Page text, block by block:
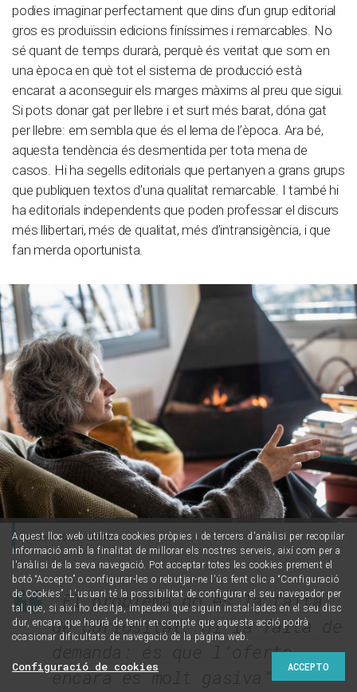
podies imaginar perfectament que dins d’un grup editorial
gros es produïssin edicions finíssimes i remarcables. No
sé quant de temps durarà, perquè és veritat que som en
una època en què tot el sistema de producció està
encarat a aconseguir els marges màxims al preu que sigui.
Si pots donar gat per llebre i et surt més barat, dóna gat
per llebre: em sembla que és el lema de l’època. Ara bé,
aquesta tendència és desmentida per tota mena de
casos. Hi ha segells editorials que pertanyen a grans grups
que publiquen textos d’una qualitat remarcable. I també hi
ha editorials independents que poden professar el discurs
més llibertari, més de qualitat, més d’intransigència, i que
fan merda oportunista.
Foto: JORDI BORRÀS
“El problema no és la falta
de curiositat, ni la falta de
demanda: és que l’oferta
encara és molt gasiva”
Aquest lloc web utilitza cookies pròpies i de tercers d'anàlisi per recopilar
informació amb la finalitat de millorar els nostres serveis, així com per a
l'anàlisi de la seva navegació. Pot acceptar totes les cookies prement el
botó “Accepto” o configurar-les o rebutjar-ne l'ús fent clic a “Configuració
de Cookies”. L'usuari té la possibilitat de configurar el seu navegador per
tal que, si així ho desitja, impedexi que siguin instal·lades en el seu disc
dur, encara que haurà de tenir en compte que aquesta acció podrà
ocasionar dificultats de navegació de la pàgina web.
ACCEPTO
Configuració de cookies